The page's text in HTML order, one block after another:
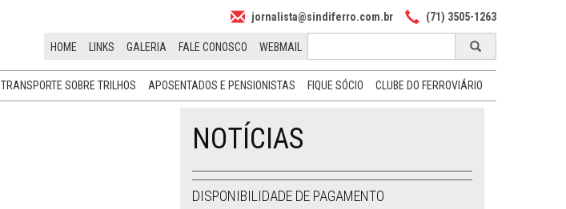
jornalista@sindiferro.com.br (71) 3505-1263
HOME LINKS GALERIA FALE CONOSCO WEBMAIL
TRANSPORTE SOBRE TRILHOS APOSENTADOS E PENSIONISTAS FIQUE SÓCIO CLUBE DO FERROVIÁRIO
NOTÍCIAS
DISPONIBILIDADE DE PAGAMENTO